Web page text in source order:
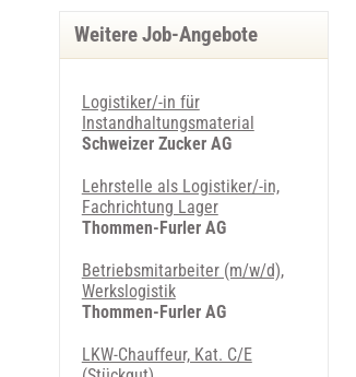
Weitere Job-Angebote
Logistiker/-in für
Instandhaltungsmaterial
Schweizer Zucker AG
Lehrstelle als Logistiker/-in,
Fachrichtung Lager
Thommen-Furler AG
Betriebsmitarbeiter (m/w/d),
Werkslogistik
Thommen-Furler AG
LKW-Chauffeur, Kat. C/E